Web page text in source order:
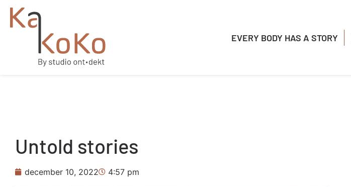
EVERY BODY HAS A STORY
Untold stories
december 10, 2022 4:57 pm